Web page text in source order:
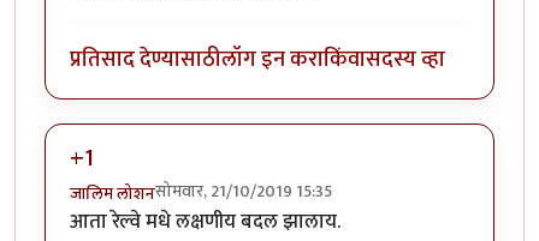
प्रतिसाद देण्यासाठीलॉग इन कराकिंवासदस्य व्हा
+1
जालिम लोशनसोमवार, 21/10/2019 15:35
आता रेल्वे मधे लक्षणीय बदल झालाय.